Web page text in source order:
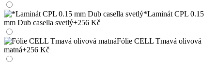
*Laminát CPL 0.15
mm Dub casella svetlý+256 Kč
Fólie CELL Tmavá olivová
matná+256 Kč